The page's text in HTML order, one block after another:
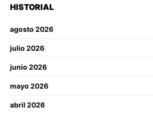
HISTORIAL
agosto 2026
julio 2026
junio 2026
mayo 2026
abril 2026